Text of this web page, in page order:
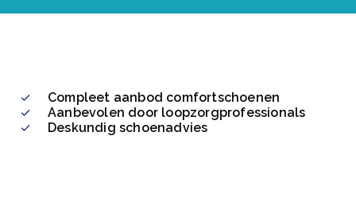
Compleet aanbod comfortschoenen
Aanbevolen door loopzorgprofessionals
Deskundig schoenadvies